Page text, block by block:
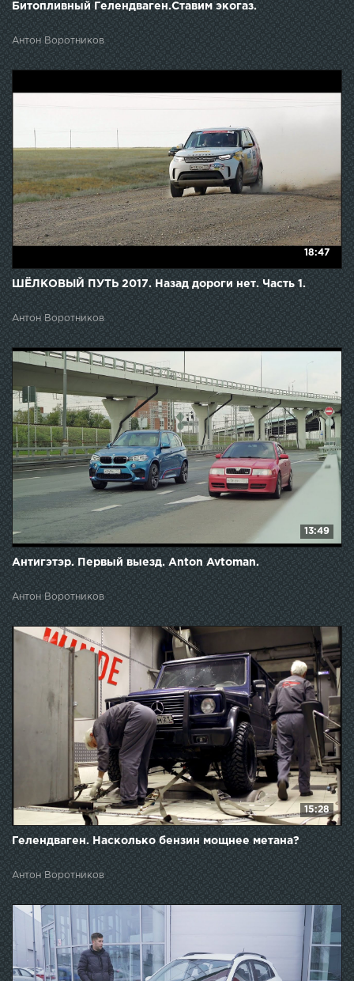
Битопливный Гелендваген.Ставим экогаз.
Антон Воротников
18:47
ШЁЛКОВЫЙ ПУТЬ 2017. Назад дороги нет. Часть 1.
Антон Воротников
13:49
Антигэтэр. Первый выезд. Anton Avtoman.
Антон Воротников
15:28
Гелендваген. Насколько бензин мощнее метана?
Антон Воротников